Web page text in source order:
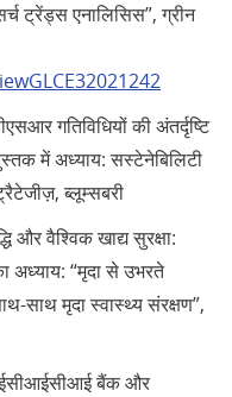
ट्रेंड्स एनालिसिस”, ग्रीन
गतिविधियों की अंतर्दृष्टि
में अध्याय: सस्टेनेबिलिटी
ब्लूम्सबरी
और वैश्विक खाद्य सुरक्षा:
अध्याय: “मृदा से उभरते
साथ मृदा स्वास्थ्य संरक्षण”,
बैंक और